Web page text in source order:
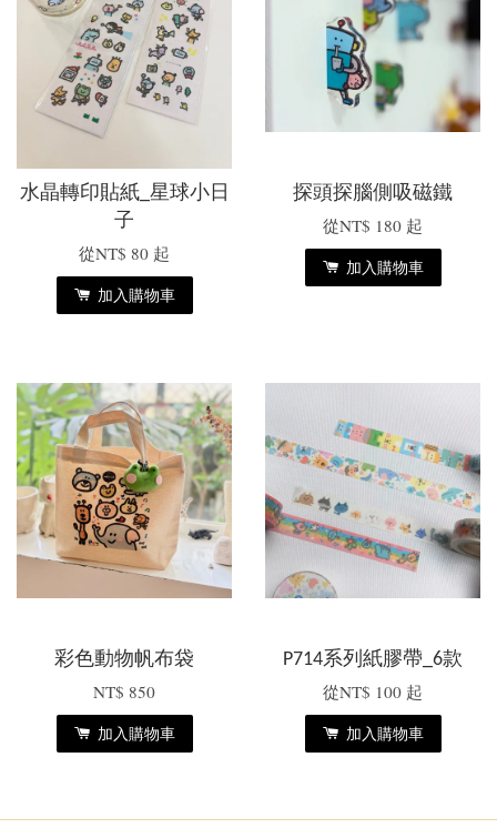
水晶轉印貼紙_星球小日
子
從NT$ 80 起
加入購物車
探頭探腦側吸磁鐵
從NT$ 180 起
加入購物車
彩色動物帆布袋
NT$ 850
加入購物車
P714系列紙膠帶_6款
從NT$ 100 起
加入購物車